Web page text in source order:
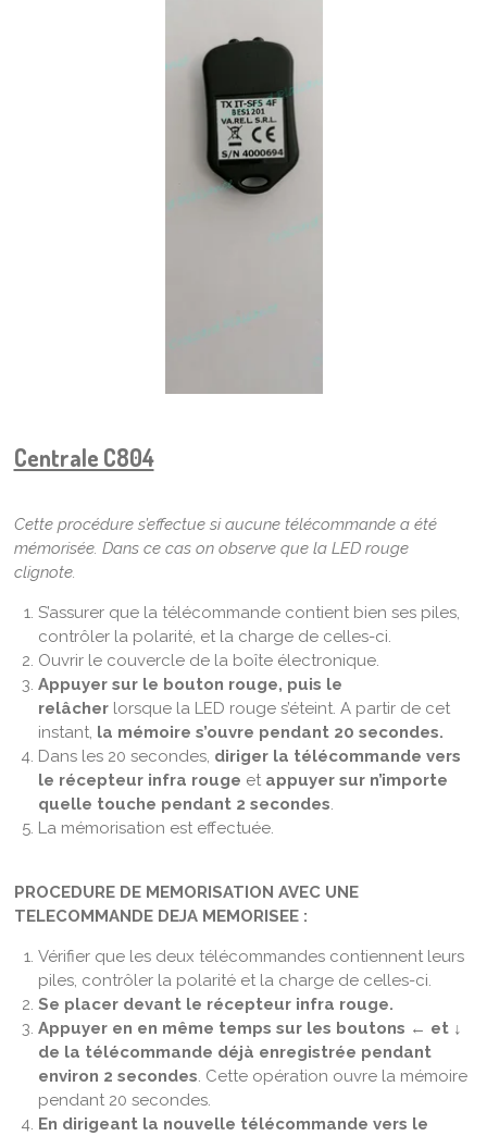
Centrale C804
Cette procédure s’effectue si aucune télécommande a été
mémorisée. Dans ce cas on observe que la LED rouge
clignote.
S’assurer que la télécommande contient bien ses piles,
contrôler la polarité, et la charge de celles-ci.
Ouvrir le couvercle de la boîte électronique.
Appuyer sur le bouton rouge, puis le
relâcher lorsque la LED rouge s’éteint. A partir de cet
instant, la mémoire s’ouvre pendant 20 secondes.
Dans les 20 secondes, diriger la télécommande vers
le récepteur infra rouge et appuyer sur n’importe
quelle touche pendant 2 secondes.
La mémorisation est effectuée.
PROCEDURE DE MEMORISATION AVEC UNE
TELECOMMANDE DEJA MEMORISEE :
Vérifier que les deux télécommandes contiennent leurs
piles, contrôler la polarité et la charge de celles-ci.
Se placer devant le récepteur infra rouge.
Appuyer en en même temps sur les boutons ← et ↓
de la télécommande déjà enregistrée pendant
environ 2 secondes. Cette opération ouvre la mémoire
pendant 20 secondes.
En dirigeant la nouvelle télécommande vers le